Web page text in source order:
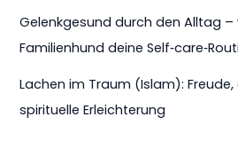
Gelenkgesund durch den Alltag
Familienhund deine
Lachen im Traum (Islam):
spirituelle Erleichterung